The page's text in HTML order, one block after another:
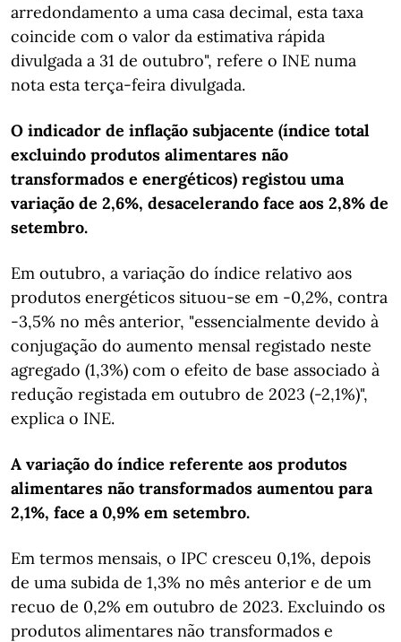
arredondamento a uma casa decimal, esta taxa
coincide com o valor da estimativa rápida
divulgada a 31 de outubro", refere o INE numa
nota esta terça-feira divulgada.
O indicador de inflação subjacente (índice total
excluindo produtos alimentares não
transformados e energéticos) registou uma
variação de 2,6%, desacelerando face aos 2,8% de
setembro.
Em outubro, a variação do índice relativo aos
produtos energéticos situou-se em -0,2%, contra
-3,5% no mês anterior, "essencialmente devido à
conjugação do aumento mensal registado neste
agregado (1,3%) com o efeito de base associado à
redução registada em outubro de 2023 (-2,1%)",
explica o INE.
A variação do índice referente aos produtos
alimentares não transformados aumentou para
2,1%, face a 0,9% em setembro.
Em termos mensais, o IPC cresceu 0,1%, depois
de uma subida de 1,3% no mês anterior e de um
recuo de 0,2% em outubro de 2023. Excluindo os
produtos alimentares não transformados e